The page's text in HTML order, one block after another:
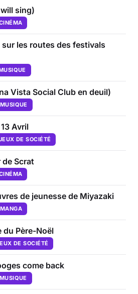
sing)
sur les routes des festivals
Vista Social Club en deuil)
MUSIQUE
Avril
DE SOCIÉTÉ
de Scrat
de jeunesse de Miyazaki
MANGA
du Père-Noël
DE SOCIÉTÉ
come back
MUSIQUE